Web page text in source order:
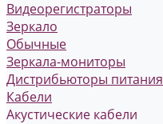
Видеорегистраторы
Зеркало
Обычные
Зеркала-мониторы
Дистрибьюторы питания
Кабели
Акустические кабели